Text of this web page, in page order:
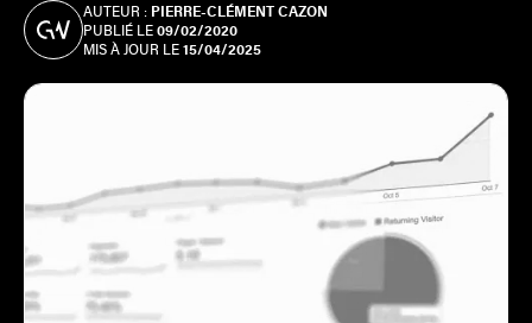
AUTEUR : PIERRE-CLÉMENT CAZON
PUBLIÉ LE09/02/2020
MIS À JOUR LE15/04/2025